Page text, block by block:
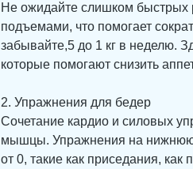
Не ожидайте слишком быстрых
подъемами, что помогает
забывайте,5 до 1 кг в неделю.
которые помогают снизить
2. Упражнения для бедер
Сочетание кардио и силовых
мышцы. Упражнения на нижнюю
от 0, такие как приседания, как